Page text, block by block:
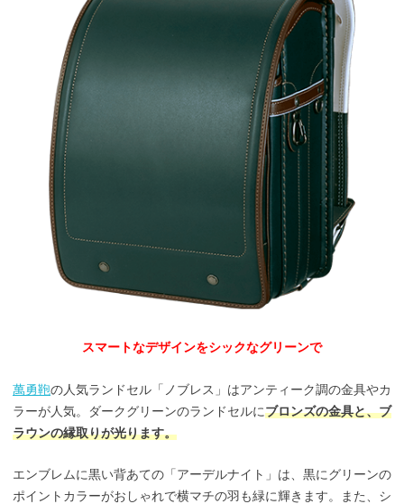
スマートなデザインをシックなグリーンで
萬勇鞄の人気ランドセル「ノブレス」はアンティーク調の金具やカ
ラーが人気。ダークグリーンのランドセルにブロンズの金具と、ブ
ラウンの縁取りが光ります。
エンブレムに黒い背あての「アーデルナイト」は、黒にグリーンの
ポイントカラーがおしゃれで横マチの羽も緑に輝きます。また、シ